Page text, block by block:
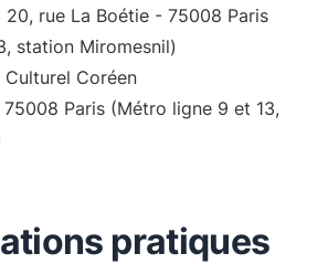
Culturel Coréen
Paris (Métro ligne 9 et 13,
pratiques